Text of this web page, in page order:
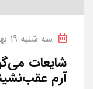
سه شنبه 19 بهمن 1400
شایعات
آرم